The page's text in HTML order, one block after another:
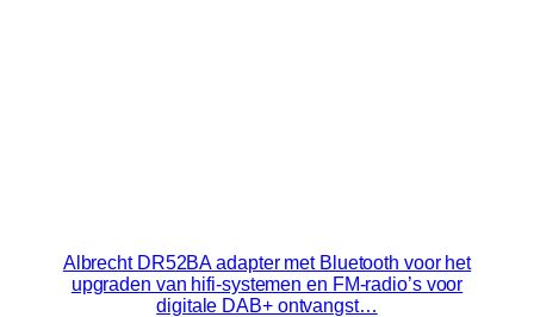
Albrecht DR52BA adapter met Bluetooth voor het
upgraden van hifi-systemen en FM-radio’s voor
digitale DAB+ ontvangst…